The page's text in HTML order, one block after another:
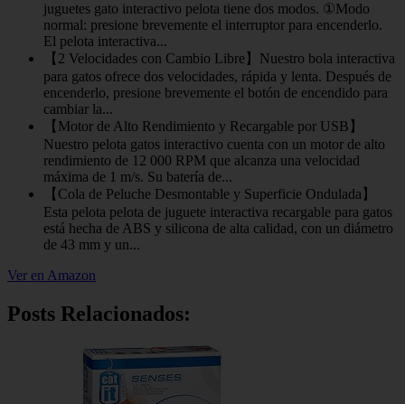
juguetes gato interactivo pelota tiene dos modos. ①Modo
normal: presione brevemente el interruptor para encenderlo.
El pelota interactiva...
【2 Velocidades con Cambio Libre】Nuestro bola interactiva
para gatos ofrece dos velocidades, rápida y lenta. Después de
encenderlo, presione brevemente el botón de encendido para
cambiar la...
【Motor de Alto Rendimiento y Recargable por USB】
Nuestro pelota gatos interactivo cuenta con un motor de alto
rendimiento de 12 000 RPM que alcanza una velocidad
máxima de 1 m/s. Su batería de...
【Cola de Peluche Desmontable y Superficie Ondulada】
Esta pelota pelota de juguete interactiva recargable para gatos
está hecha de ABS y silicona de alta calidad, con un diámetro
de 43 mm y un...
Ver en Amazon
Posts Relacionados: